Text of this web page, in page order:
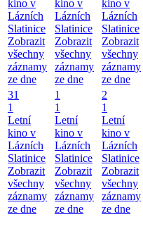
kino v
Lázních
Slatinice
Zobrazit
všechny
záznamy
ze dne
kino v
Lázních
Slatinice
Zobrazit
všechny
záznamy
ze dne
kino v
Lázních
Slatinice
Zobrazit
všechny
záznamy
ze dne
31
1
Letní
kino v
Lázních
Slatinice
Zobrazit
všechny
záznamy
ze dne
1
1
Letní
kino v
Lázních
Slatinice
Zobrazit
všechny
záznamy
ze dne
2
1
Letní
kino v
Lázních
Slatinice
Zobrazit
všechny
záznamy
ze dne